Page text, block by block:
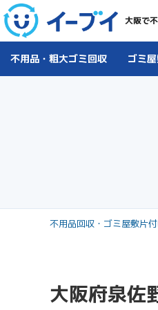
大阪で
不用品・粗大ゴミ回収 ゴミ
不用品回収・ゴミ屋敷片
大阪府泉佐